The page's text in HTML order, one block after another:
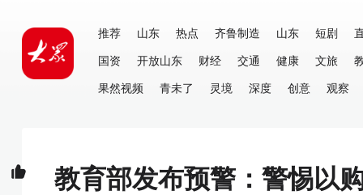
推荐 山东 热点 齐鲁制造 山东 短剧
国资
开放山东 财经 交通 健康 文旅
果然视频
青未了 灵境 深度 创意 观察
教育部发布预警：警惕以